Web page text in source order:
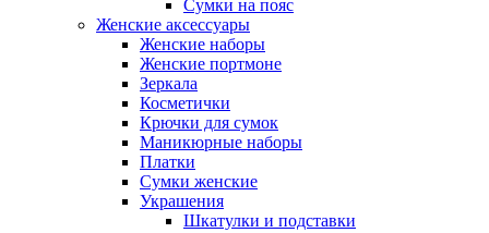
Сумки на пояс
Женские аксессуары
Женские наборы
Женские портмоне
Зеркала
Косметички
Крючки для сумок
Маникюрные наборы
Платки
Сумки женские
Украшения
Шкатулки и подставки